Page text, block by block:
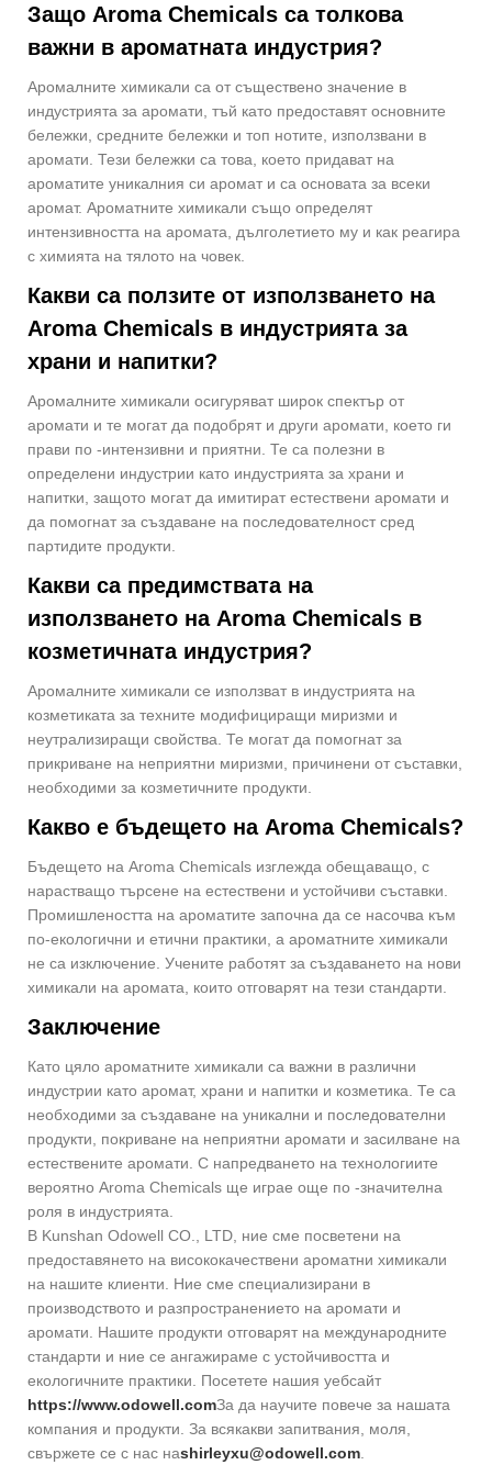
Защо Aroma Chemicals са толкова
важни в ароматната индустрия?
Аромалните химикали са от съществено значение в
индустрията за аромати, тъй като предоставят основните
бележки, средните бележки и топ нотите, използвани в
аромати. Тези бележки са това, което придават на
ароматите уникалния си аромат и са основата за всеки
аромат. Ароматните химикали също определят
интензивността на аромата, дълголетието му и как реагира
с химията на тялото на човек.
Какви са ползите от използването на
Aroma Chemicals в индустрията за
храни и напитки?
Аромалните химикали осигуряват широк спектър от
аромати и те могат да подобрят и други аромати, което ги
прави по -интензивни и приятни. Те са полезни в
определени индустрии като индустрията за храни и
напитки, защото могат да имитират естествени аромати и
да помогнат за създаване на последователност сред
партидите продукти.
Какви са предимствата на
използването на Aroma Chemicals в
козметичната индустрия?
Аромалните химикали се използват в индустрията на
козметиката за техните модифициращи миризми и
неутрализиращи свойства. Те могат да помогнат за
прикриване на неприятни миризми, причинени от съставки,
необходими за козметичните продукти.
Какво е бъдещето на Aroma Chemicals?
Бъдещето на Aroma Chemicals изглежда обещаващо, с
нарастващо търсене на естествени и устойчиви съставки.
Промишлеността на ароматите започна да се насочва към
по-екологични и етични практики, а ароматните химикали
не са изключение. Учените работят за създаването на нови
химикали на аромата, които отговарят на тези стандарти.
Заключение
Като цяло ароматните химикали са важни в различни
индустрии като аромат, храни и напитки и козметика. Те са
необходими за създаване на уникални и последователни
продукти, покриване на неприятни аромати и засилване на
естествените аромати. С напредването на технологиите
вероятно Aroma Chemicals ще играе още по -значителна
роля в индустрията.
В Kunshan Odowell CO., LTD, ние сме посветени на
предоставянето на висококачествени ароматни химикали
на нашите клиенти. Ние сме специализирани в
производството и разпространението на аромати и
аромати. Нашите продукти отговарят на международните
стандарти и ние се ангажираме с устойчивостта и
екологичните практики. Посетете нашия уебсайт
https://www.odowell.comЗа да научите повече за нашата
компания и продукти. За всякакви запитвания, моля,
свържете се с нас наshirleyxu@odowell.com